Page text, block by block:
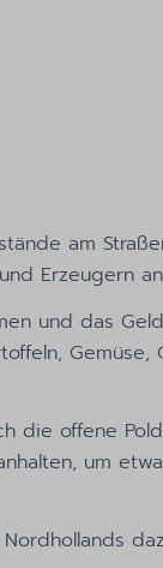
am
Erzeugern
und das
Gemüse,
die offene
um